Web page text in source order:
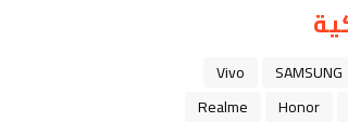
SAMSUNG
Vivo
Honor
Realme